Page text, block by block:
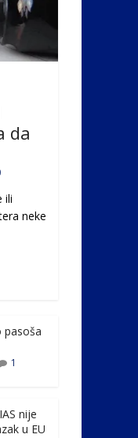
da
ili
neke
pasoša
1
nije
u EU